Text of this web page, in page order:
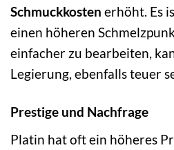
Schmuckkosten erhöht. Es
einen höheren
einfacher zu bearbeiten,
Legierung, ebenfalls teuer
Prestige und Nachfrage
Platin hat oft ein höheres